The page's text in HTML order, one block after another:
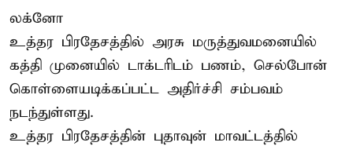
லக்னோ
உத்தர பிரதேசத்தில் அரசு மருத்துவமனையில்
கத்தி முனையில் டாக்டரிடம் பணம், செல்போன்
கொள்ளையடிக்கப்பட்ட அதிர்ச்சி சம்பவம்
நடந்துள்ளது.
உத்தர பிரதேசத்தின் புதாவுன் மாவட்டத்தில்